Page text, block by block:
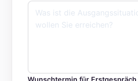
Wunschtermin für